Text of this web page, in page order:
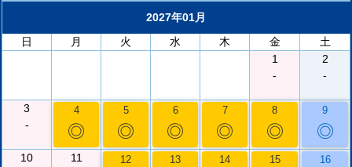
2027年01月
日
月 火 水 木 金
土
1
-
2
-
3
-
4
◎
5
◎
6
◎
7
◎
8
◎
9
◎
10
11
12 13 14 15 16